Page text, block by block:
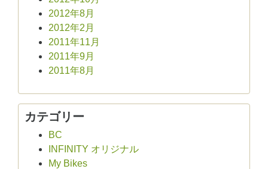
2012年8月
2012年2月
2011年11月
2011年9月
2011年8月
カテゴリー
BC
INFINITY オリジナル
My Bikes